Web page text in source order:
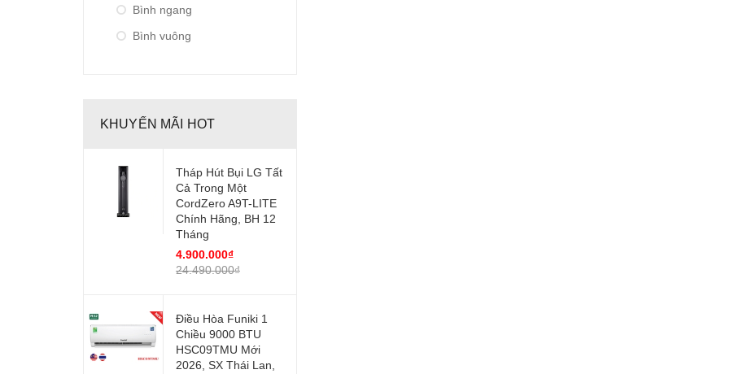
Bình ngang
Bình vuông
KHUYẾN MÃI HOT
Tháp Hút Bụi LG Tất
Cả Trong Một
CordZero A9T-LITE
Chính Hãng, BH 12
Tháng
4.900.000₫
24.490.000₫
Điều Hòa Funiki 1
Chiều 9000 BTU
HSC09TMU Mới
2026, SX Thái Lan,